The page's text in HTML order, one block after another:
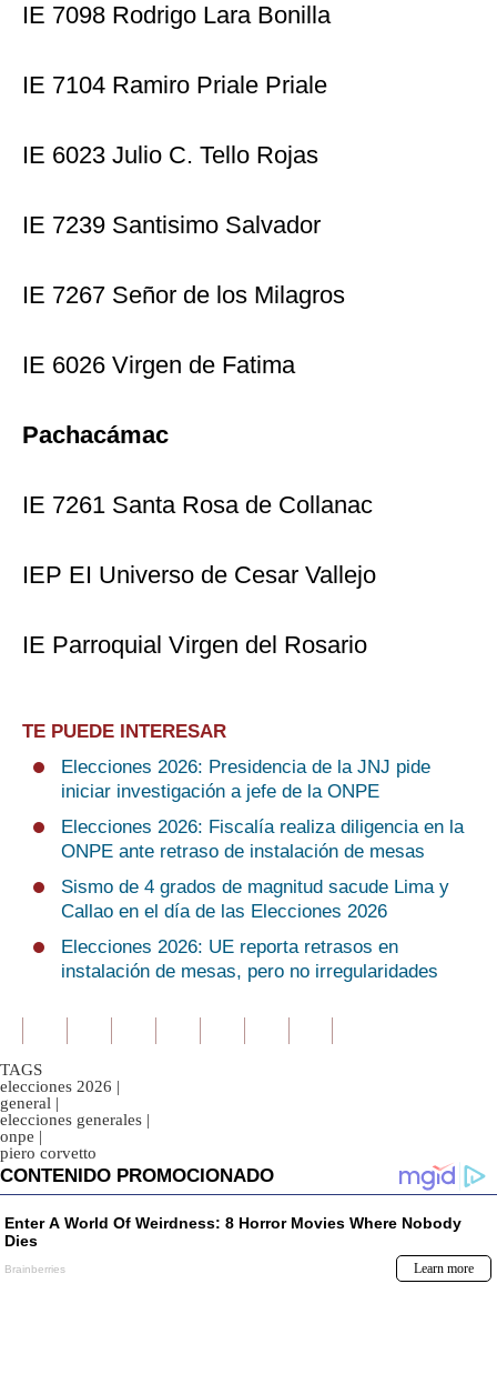
IE 7098 Rodrigo Lara Bonilla
IE 7104 Ramiro Priale Priale
IE 6023 Julio C. Tello Rojas
IE 7239 Santisimo Salvador
IE 7267 Señor de los Milagros
IE 6026 Virgen de Fatima
Pachacámac
IE 7261 Santa Rosa de Collanac
IEP EI Universo de Cesar Vallejo
IE Parroquial Virgen del Rosario
TE PUEDE INTERESAR
Elecciones 2026: Presidencia de la JNJ pide
iniciar investigación a jefe de la ONPE
Elecciones 2026: Fiscalía realiza diligencia en la
ONPE ante retraso de instalación de mesas
Sismo de 4 grados de magnitud sacude Lima y
Callao en el día de las Elecciones 2026
Elecciones 2026: UE reporta retrasos en
instalación de mesas, pero no irregularidades
TAGS
elecciones 2026 |
general |
elecciones generales |
onpe |
piero corvetto